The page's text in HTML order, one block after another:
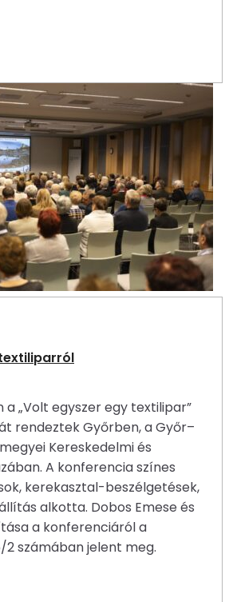
„Volt egyszer egy textilipar”
rendeztek Győrben, a Győr–
Kereskedelmi és
A konferencia színes
kerekasztal-beszélgetések,
alkotta. Dobos Emese és
a konferenciáról a
számában jelent meg.